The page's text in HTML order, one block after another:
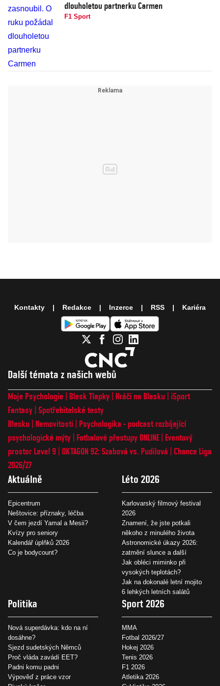
dlouholetou partnerku Carmen
F1 Sport
Další témata z našich webů
Moje Psychologie Blesk Tlapky Hráči na Blesku
iSport
Fantasy Spotřebitelské testy
Blesku
Nemovitosti
Psychologika - podcast rozbíjející
psychologické mýty
Fotbalové přestupy ONLINE
Eventový
prostor Level 9 OKTAGON 92: Szabová vs. Pudilová
Chance Liga
2026/27
Aktuálně
Epicentrum
Neštovice: příznaky, léčba
V čem jezdí Yamal a Mesii?
Kvízy pro seniory
Kalendář úplňků 2026
Co je bodycount?
Léto 2026
Karlovarský filmový festival
2026
Znamení, že jste potkali
někoho z minulého života
Astronomické úkazy 2026:
zatmění slunce a další
Jak obléci miminko při
vysokých teplotách?
Jak na dokonalé letní mojito
6 lehkých letních salátů
Politika
Nová superdávka: kdo na ní
dosáhne?
Sjezd sudetských Němců
Proč vláda zavádí EET?
Padni komu padni
Výpověď z práce vzor
Sport 2026
MMA
Fotbal 2026/27
Hokej 2026
Tenis 2026
F1 2026
Atletika 2026
Kontakty Redakce Inzerce RSS Kariéra